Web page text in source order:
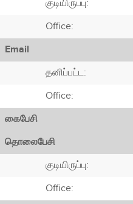
குடியிருப்பு:
Office:
Email
தனிப்பட்ட:
Office:
கைபேசி
தொலைபேசி
குடியிருப்பு:
Office: